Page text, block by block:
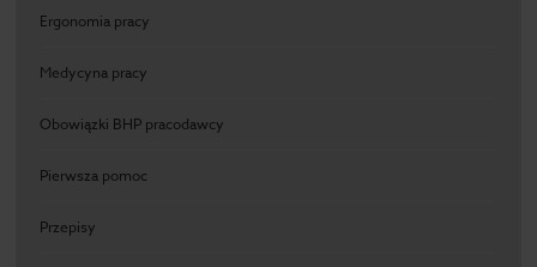
Ergonomia pracy
Medycyna pracy
Obowiązki BHP pracodawcy
Pierwsza pomoc
Przepisy